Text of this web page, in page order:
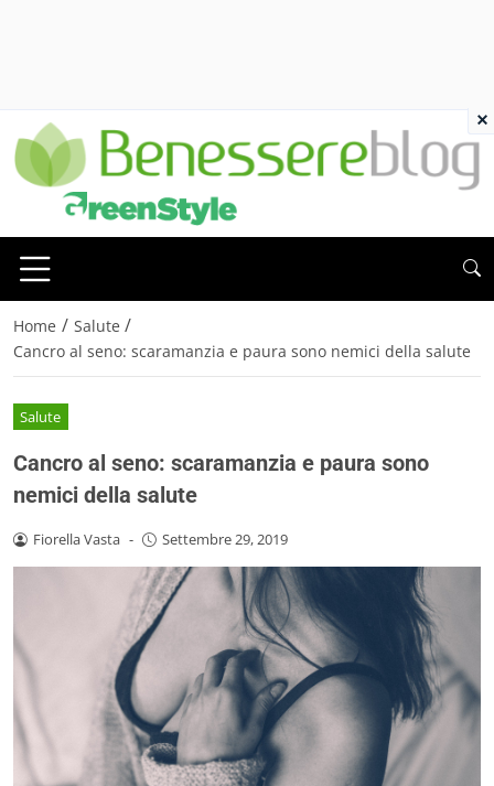
Home / Salute /
Cancro al seno: scaramanzia e paura sono nemici della salute
Salute
Cancro al seno: scaramanzia e paura sono
nemici della salute
Fiorella Vasta - Settembre 29, 2019
×